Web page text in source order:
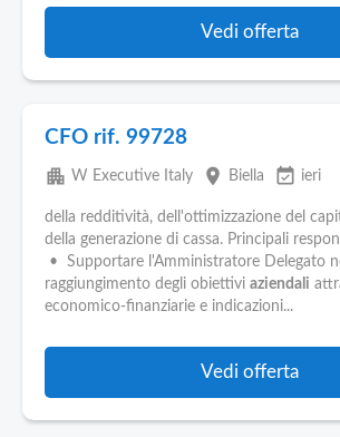
Vedi offerta
CFO rif. 99728
apartment W Executive Italy place Biella event_available ieri
della redditività, dell'ottimizzazione del
della generazione di cassa. Principali
• Supportare l'Amministratore Delegato
raggiungimento degli obiettivi aziendali
economico-finanziarie e indicazioni...
Vedi offerta